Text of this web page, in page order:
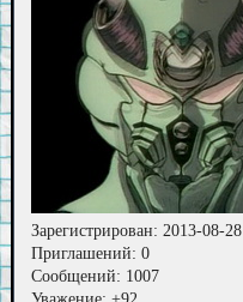
Зарегистрирован: 2013-08-28
Приглашений: 0
Сообщений: 1007